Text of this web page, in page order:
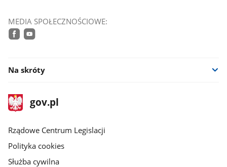
MEDIA SPOŁECZNOŚCIOWE:
Na skróty
stopka
gov.plStrona
gov.pl
Rządowe Centrum Legislacji
Polityka cookies
Służba cywilna